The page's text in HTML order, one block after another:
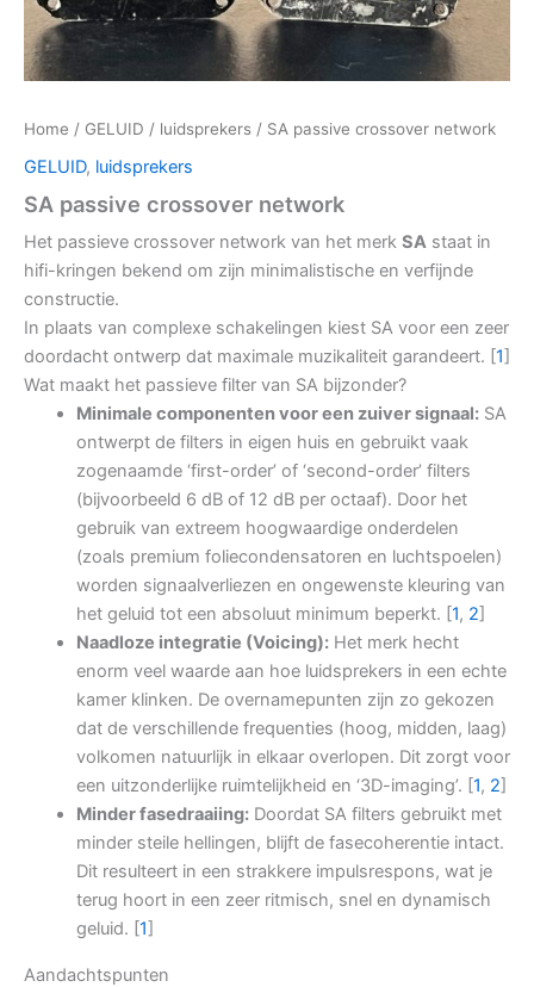
Home / GELUID / luidsprekers / SA passive crossover network
GELUID, luidsprekers
SA passive crossover network
Het passieve crossover network van het merk SA staat in
hifi-kringen bekend om zijn minimalistische en verfijnde
constructie.
In plaats van complexe schakelingen kiest SA voor een zeer
doordacht ontwerp dat maximale muzikaliteit garandeert. [1]
Wat maakt het passieve filter van SA bijzonder?
Minimale componenten voor een zuiver signaal:SA
ontwerpt de filters in eigen huis en gebruikt vaak
zogenaamde ‘first-order’ of ‘second-order’ filters
(bijvoorbeeld 6 dB of 12 dB per octaaf). Door het
gebruik van extreem hoogwaardige onderdelen
(zoals premium foliecondensatoren en luchtspoelen)
worden signaalverliezen en ongewenste kleuring van
het geluid tot een absoluut minimum beperkt. [1, 2]
Naadloze integratie (Voicing):Het merk hecht
enorm veel waarde aan hoe luidsprekers in een echte
kamer klinken. De overnamepunten zijn zo gekozen
dat de verschillende frequenties (hoog, midden, laag)
volkomen natuurlijk in elkaar overlopen. Dit zorgt voor
een uitzonderlijke ruimtelijkheid en ‘3D-imaging’. [1, 2]
Minder fasedraaiing:Doordat SA filters gebruikt met
minder steile hellingen, blijft de fasecoherentie intact.
Dit resulteert in een strakkere impulsrespons, wat je
terug hoort in een zeer ritmisch, snel en dynamisch
geluid. [1]
Aandachtspunten